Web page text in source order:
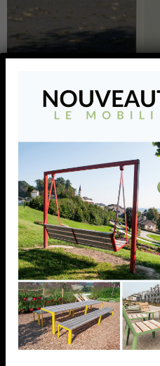
Poteau
acier 70 x 70
Poteau en acier avec
réflechissantes pour
telles que parcs, espaces
AJOUTER À MA LISTE